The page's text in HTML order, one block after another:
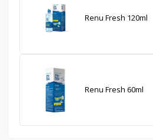
Renu Fresh 120ml
Renu Fresh 60ml